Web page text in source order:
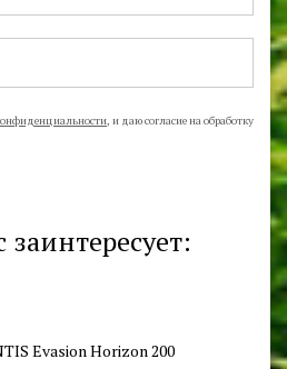
, и даю согласие на обработку